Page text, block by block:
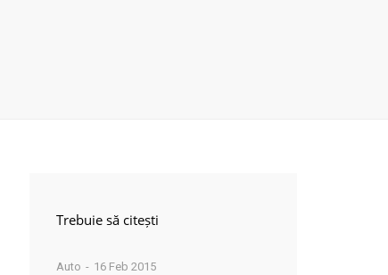
Trebuie să citești
Auto 16 Feb 2015